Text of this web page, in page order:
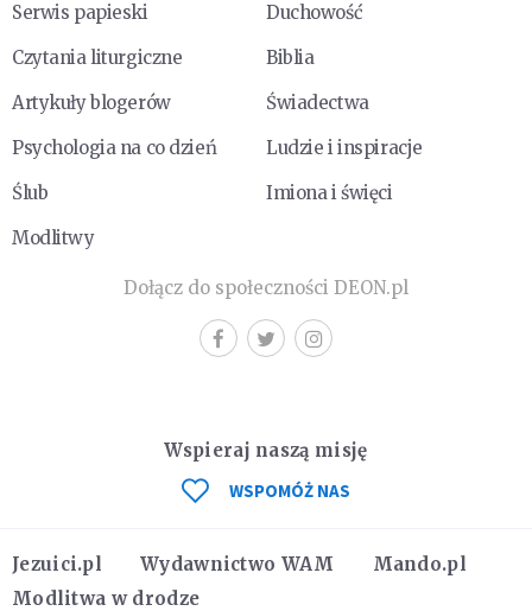
Serwis papieski
Duchowość
Czytania liturgiczne
Biblia
Artykuły blogerów
Świadectwa
Psychologia na co dzień
Ludzie i inspiracje
Ślub
Imiona i święci
Modlitwy
Dołącz do społeczności DEON.pl
Jezuici.pl Wydawnictwo WAM
Mando.pl
Modlitwa w drodze
Wspieraj naszą misję
WSPOMÓŻ NAS